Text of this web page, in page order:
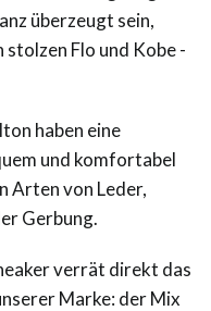
überzeugt sein,
Flo und Kobe -
haben eine
und komfortabel
Arten von Leder,
Gerbung.
verrät direkt das
Marke: der Mix